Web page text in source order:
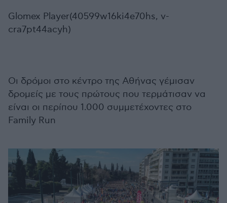
Glomex Player(40599w16ki4e70hs, v-
cra7pt44acyh)
Οι δρόμοι στο κέντρο της Αθήνας γέμισαν
δρομείς με τους πρώτους που τερμάτισαν να
είναι οι περίπου 1.000 συμμετέχοντες στο
Family Run